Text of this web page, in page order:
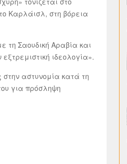
Καρλάισλ, στη βόρεια
τη Σαουδική Αραβία και
ιδεολογία».
στην αστυνομία κατά τη
για πρόσληψη